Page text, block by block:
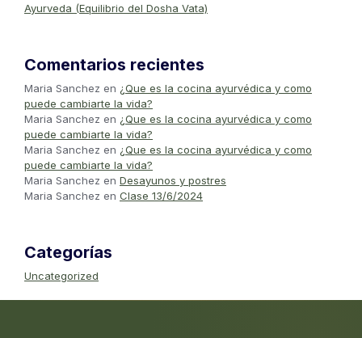
Ayurveda (Equilibrio del Dosha Vata)
Comentarios recientes
Maria Sanchez en ¿Que es la cocina ayurvédica y como
puede cambiarte la vida?
Maria Sanchez en ¿Que es la cocina ayurvédica y como
puede cambiarte la vida?
Maria Sanchez en ¿Que es la cocina ayurvédica y como
puede cambiarte la vida?
Maria Sanchez en Desayunos y postres
Maria Sanchez en Clase 13/6/2024
Categorías
Uncategorized